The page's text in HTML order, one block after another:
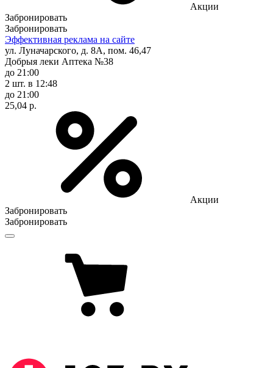
Акции
Забронировать
Забронировать
Эффективная реклама на сайте
ул. Луначарского, д. 8А, пом. 46,47
Добрыя леки Аптека №38
до 21:00
2 шт. в 12:48
до 21:00
25,04 р.
Акции
Забронировать
Забронировать